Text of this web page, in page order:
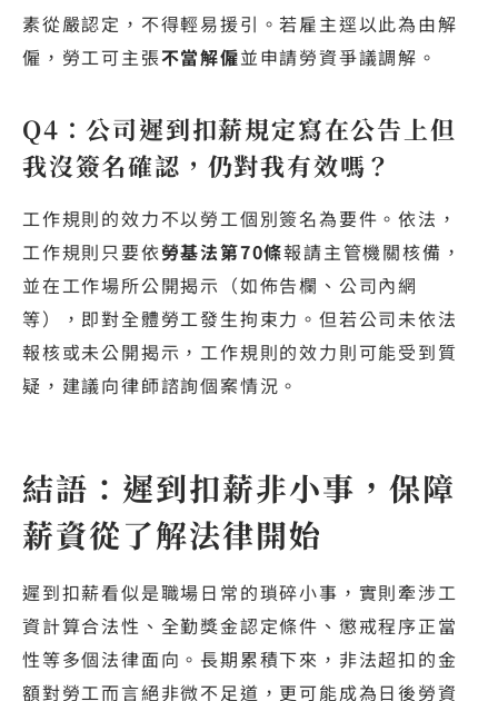
素從嚴認定，不得輕易援引。若雇主逕以此為由解
僱，勞工可主張不當解僱並申請勞資爭議調解。
Q4：公司遲到扣薪規定寫在公告上但
我沒簽名確認，仍對我有效嗎？
工作規則的效力不以勞工個別簽名為要件。依法，
工作規則只要依勞基法第70條報請主管機關核備，
並在工作場所公開揭示（如佈告欄、公司內網
等），即對全體勞工發生拘束力。但若公司未依法
報核或未公開揭示，工作規則的效力則可能受到質
疑，建議向律師諮詢個案情況。
結語：遲到扣薪非小事，保障
薪資從了解法律開始
遲到扣薪看似是職場日常的瑣碎小事，實則牽涉工
資計算合法性、全勤獎金認定條件、懲戒程序正當
性等多個法律面向。長期累積下來，非法超扣的金
額對勞工而言絕非微不足道，更可能成為日後勞資